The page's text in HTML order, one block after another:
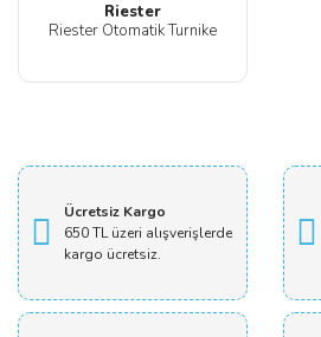
Riester
Riester Otomatik Turnike
Ücretsiz Kargo
650 TL üzeri alışverişlerde
kargo ücretsiz.